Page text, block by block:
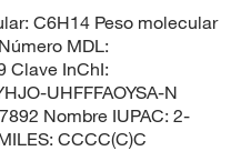
C6H14 Peso molecular
MDL:
Clave InChI:
UHFFFAOYSA-N
Nombre IUPAC: 2-
CCCC(C)C